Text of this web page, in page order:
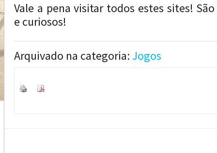
Vale a pena visitar todos estes sites!
e curiosos!
Arquivado na categoria:Jogos